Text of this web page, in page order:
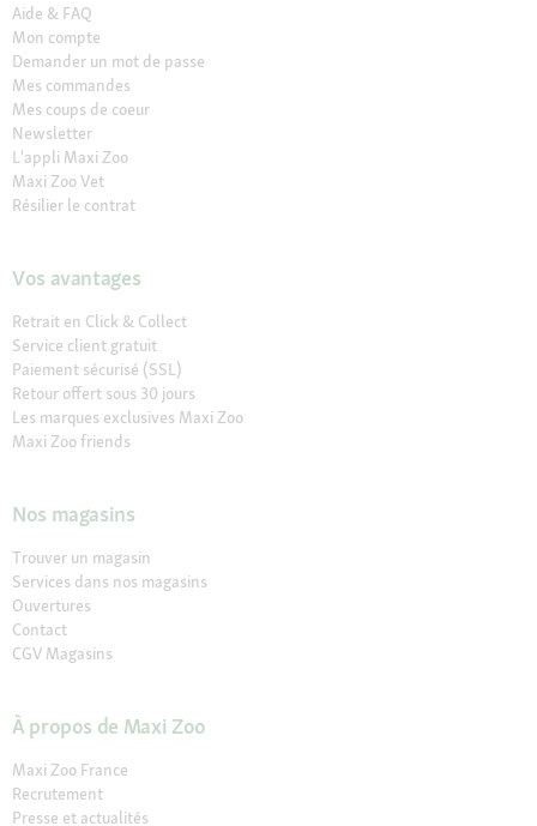
Aide & FAQ
Mon compte
Demander un mot de passe
Mes commandes
Mes coups de coeur
Newsletter
L'appli Maxi Zoo
Maxi Zoo Vet
Résilier le contrat
Vos avantages
Retrait en Click & Collect
Service client gratuit
Paiement sécurisé (SSL)
Retour offert sous 30 jours
Les marques exclusives Maxi Zoo
Maxi Zoo friends
Nos magasins
Trouver un magasin
Services dans nos magasins
Ouvertures
Contact
CGV Magasins
À propos de Maxi Zoo
Maxi Zoo France
Recrutement
Presse et actualités